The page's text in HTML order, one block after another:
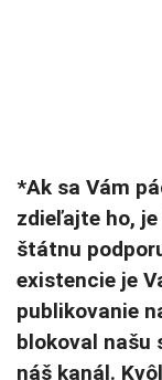
*Ak sa Vám
zdieľajte ho,
štátnu
existencie je
publikovanie
blokoval našu
náš kanál.